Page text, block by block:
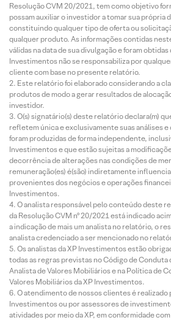
Resolução CVM 20/2021, tem como objetivo
possam auxiliar o investidor a tomar sua própria
constituindo qualquer tipo de oferta ou
qualquer produto. As informações contidas
válidas na data de sua divulgação e foram
Investimentos não se responsabiliza por
cliente com base no presente relatório.
Este relatório foi elaborado considerando a
produtos de modo a gerar resultados de
investidor.
O(s) signatário(s) deste relatório declara(m)
refletem única e exclusivamente suas análises
foram produzidas de forma independente,
Investimentos e que estão sujeitas a
decorrência de alterações nas condições de
remuneração(es) é(são) indiretamente
provenientes dos negócios e operações
Investimentos.
O analista responsável pelo conteúdo deste
da Resolução CVM nº 20/2021 está indicado
a indicação de mais um analista no relatório, o
analista credenciado a ser mencionado no
Os analistas da XP Investimentos estão
todas as regras previstas no Código de Conduta
Analista de Valores Mobiliários e na Política de
Valores Mobiliários da XP Investimentos.
O atendimento de nossos clientes é realizado
Investimentos ou por assessores de
atividades por meio da XP, em conformidade com